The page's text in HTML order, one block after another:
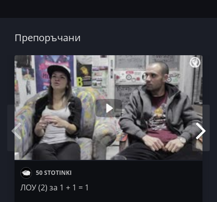
Препоръчани
50 STOTINKI
ЛОУ (2) за 1 + 1 = 1